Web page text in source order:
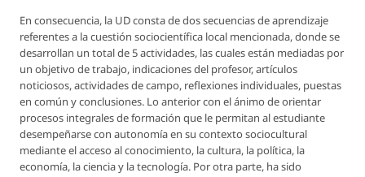
En consecuencia, la UD consta de dos secuencias de aprendizaje
referentes a la cuestión sociocientífica local mencionada, donde se
desarrollan un total de 5 actividades, las cuales están mediadas por
un objetivo de trabajo, indicaciones del profesor, artículos
noticiosos, actividades de campo, reflexiones individuales, puestas
en común y conclusiones. Lo anterior con el ánimo de orientar
procesos integrales de formación que le permitan al estudiante
desempeñarse con autonomía en su contexto sociocultural
mediante el acceso al conocimiento, la cultura, la política, la
economía, la ciencia y la tecnología. Por otra parte, ha sido